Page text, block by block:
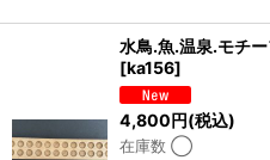
水鳥.魚.温泉.モチ
[ka156]
4,800円(税込)
在庫数 ◯